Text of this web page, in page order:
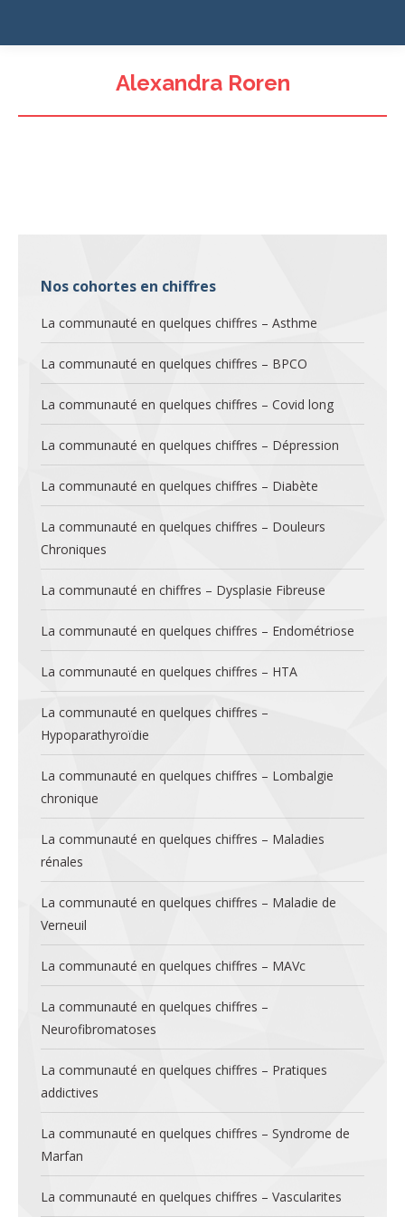
Alexandra Roren
Nos cohortes en chiffres
La communauté en quelques chiffres – Asthme
La communauté en quelques chiffres – BPCO
La communauté en quelques chiffres – Covid long
La communauté en quelques chiffres – Dépression
La communauté en quelques chiffres – Diabète
La communauté en quelques chiffres – Douleurs
Chroniques
La communauté en chiffres – Dysplasie Fibreuse
La communauté en quelques chiffres – Endométriose
La communauté en quelques chiffres – HTA
La communauté en quelques chiffres –
Hypoparathyroïdie
La communauté en quelques chiffres – Lombalgie
chronique
La communauté en quelques chiffres – Maladies
rénales
La communauté en quelques chiffres – Maladie de
Verneuil
La communauté en quelques chiffres – MAVc
La communauté en quelques chiffres –
Neurofibromatoses
La communauté en quelques chiffres – Pratiques
addictives
La communauté en quelques chiffres – Syndrome de
Marfan
La communauté en quelques chiffres – Vascularites